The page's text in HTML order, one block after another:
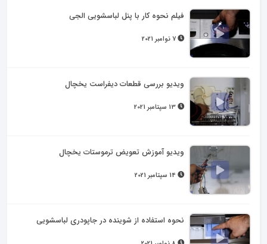
فیلم نحوه کار با پنل لباسشویی الجی
ویدیو بررسی قطعات دیفراست یخچال
ویدیو آموزش تعویض ترموستات یخچال
نحوه استفاده از شوینده در جاپودری لباسشویی